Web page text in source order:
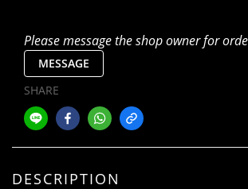
Please message the shop owner for
MESSAGE
SHARE
DESCRIPTION